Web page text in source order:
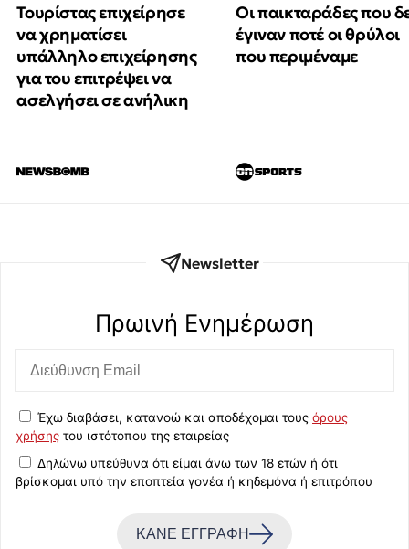
Τουρίστας επιχείρησε
να χρηματίσει
υπάλληλο επιχείρησης
για του επιτρέψει να
ασελγήσει σε ανήλικη
Οι παικταράδες που
έγιναν ποτέ οι θρύλοι
που περιμέναμε
Newsletter
Πρωινή Eνημέρωση
Έχω διαβάσει, κατανοώ και αποδέχομαι τους όρους
χρήσης του ιστότοπου της εταιρείας
Δηλώνω υπεύθυνα ότι είμαι άνω των 18 ετών ή ότι
βρίσκομαι υπό την εποπτεία γονέα ή κηδεμόνα ή επιτρόπου
ΚΑΝΕ ΕΓΓΡΑΦΗ